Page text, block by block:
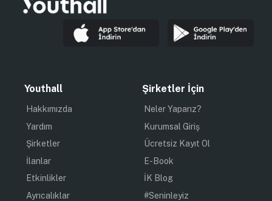
Youthall
Hakkımızda
Yardım
Şirketler
İlanlar
Etkinlikler
Ayrıcalıklar
Şirketler İçin
Neler Yaparız?
Kurumsal Giriş
Ücretsiz Kayıt Ol
E-Book
İK Blog
#Seninleyiz